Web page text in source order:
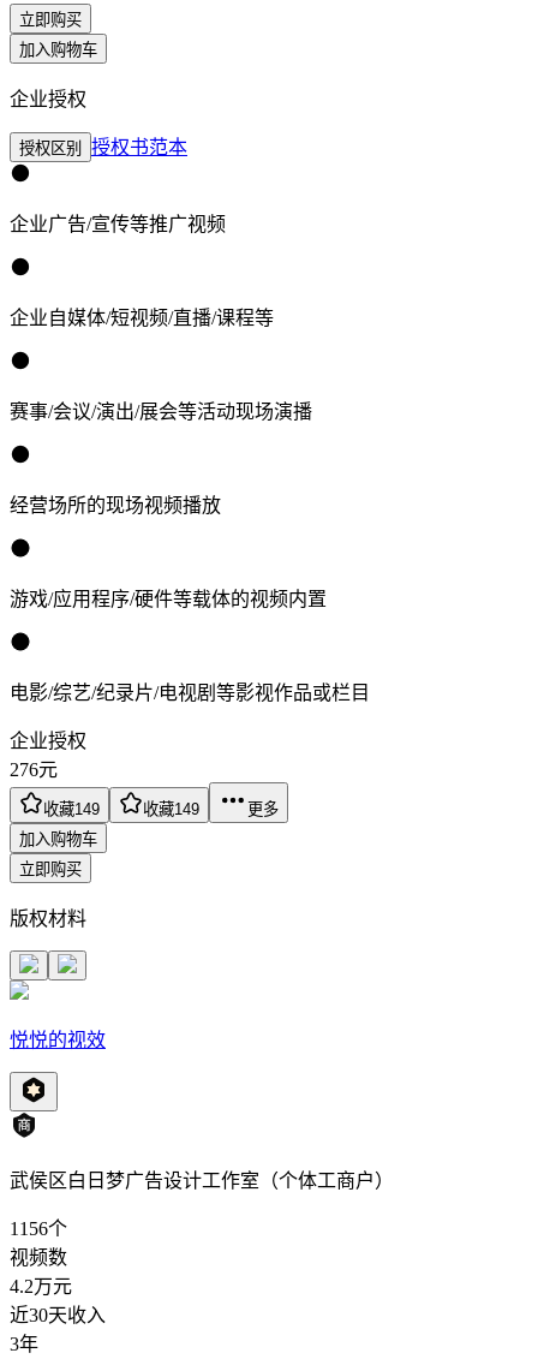
立即购买
加入购物车
企业授权
授权区别 授权书范本
企业广告/宣传等推广视频
企业自媒体/短视频/直播/课程等
赛事/会议/演出/展会等活动现场演播
经营场所的现场视频播放
游戏/应用程序/硬件等载体的视频内置
电影/综艺/纪录片/电视剧等影视作品或栏目
企业授权
276元
收藏149 收藏149
更多
加入购物车
立即购买
版权材料
悦悦的视效
武侯区白日梦广告设计工作室（个体工商户）
1156个
视频数
4.2万元
近30天收入
3年